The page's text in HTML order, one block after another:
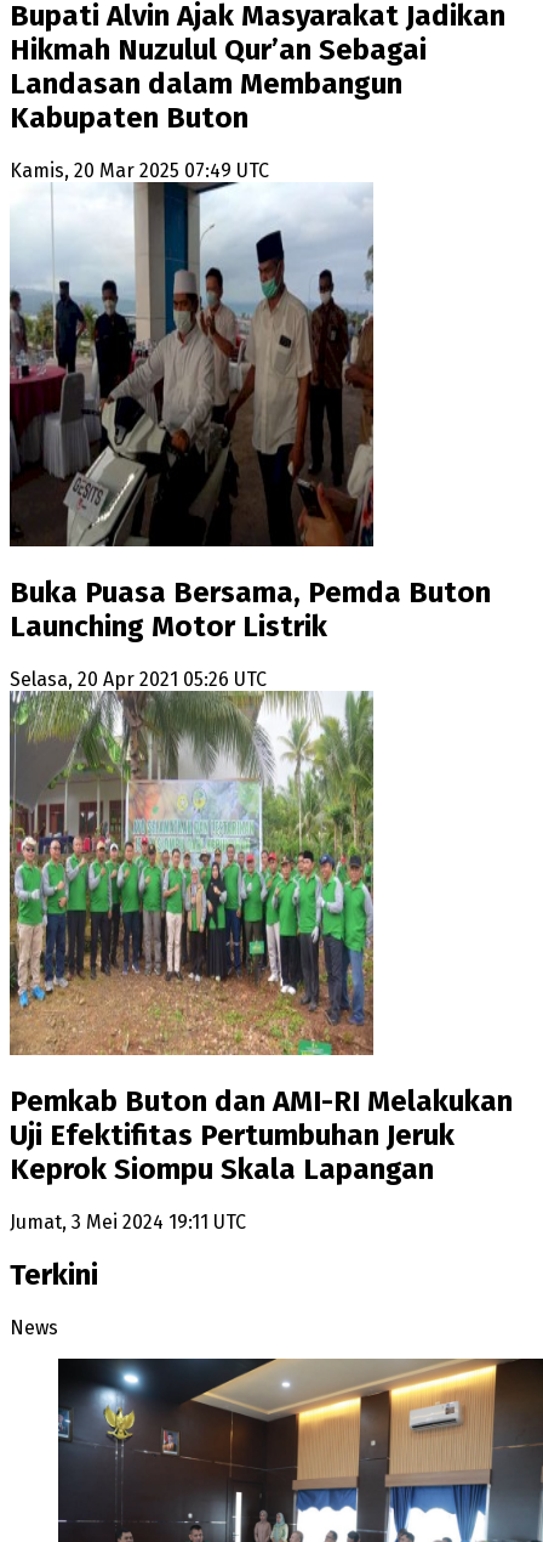
Bupati Alvin Ajak Masyarakat Jadikan
Hikmah Nuzulul Qur’an Sebagai
Landasan dalam Membangun
Kabupaten Buton
Kamis, 20 Mar 2025 07:49 UTC
Buka Puasa Bersama, Pemda Buton
Launching Motor Listrik
Selasa, 20 Apr 2021 05:26 UTC
Pemkab Buton dan AMI-RI Melakukan
Uji Efektifitas Pertumbuhan Jeruk
Keprok Siompu Skala Lapangan
Jumat, 3 Mei 2024 19:11 UTC
Terkini
News